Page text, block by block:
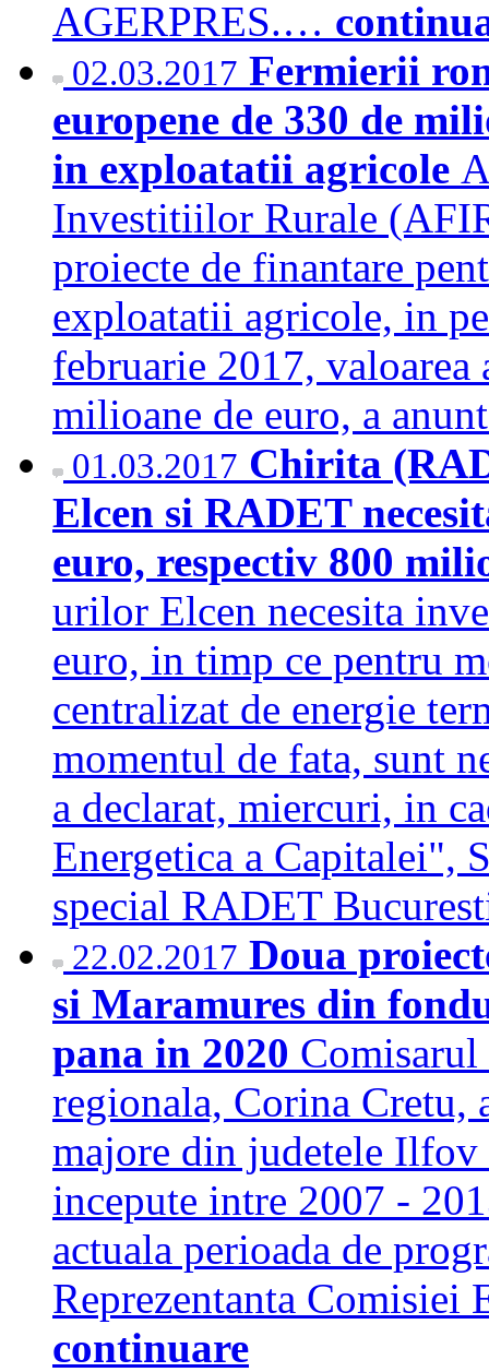
AGERPRES.…
02.03.2017 Fermierii
europene de 330 de
in exploatatii agricole
Investitiilor Rurale
proiecte de finantare
exploatatii agricole, in
februarie 2017, valoarea
milioane de euro, a
01.03.2017 Chirita
Elcen si RADET
euro, respectiv 800
urilor Elcen necesita
euro, in timp ce pentru
centralizat de energie
momentul de fata, sunt
a declarat, miercuri, in
Energetica a Capitalei",
special RADET
22.02.2017 Doua
si Maramures din
pana in 2020
regionala, Corina Cretu,
majore din judetele Ilfov
incepute intre 2007 -
actuala perioada de
Reprezentanta
continuare